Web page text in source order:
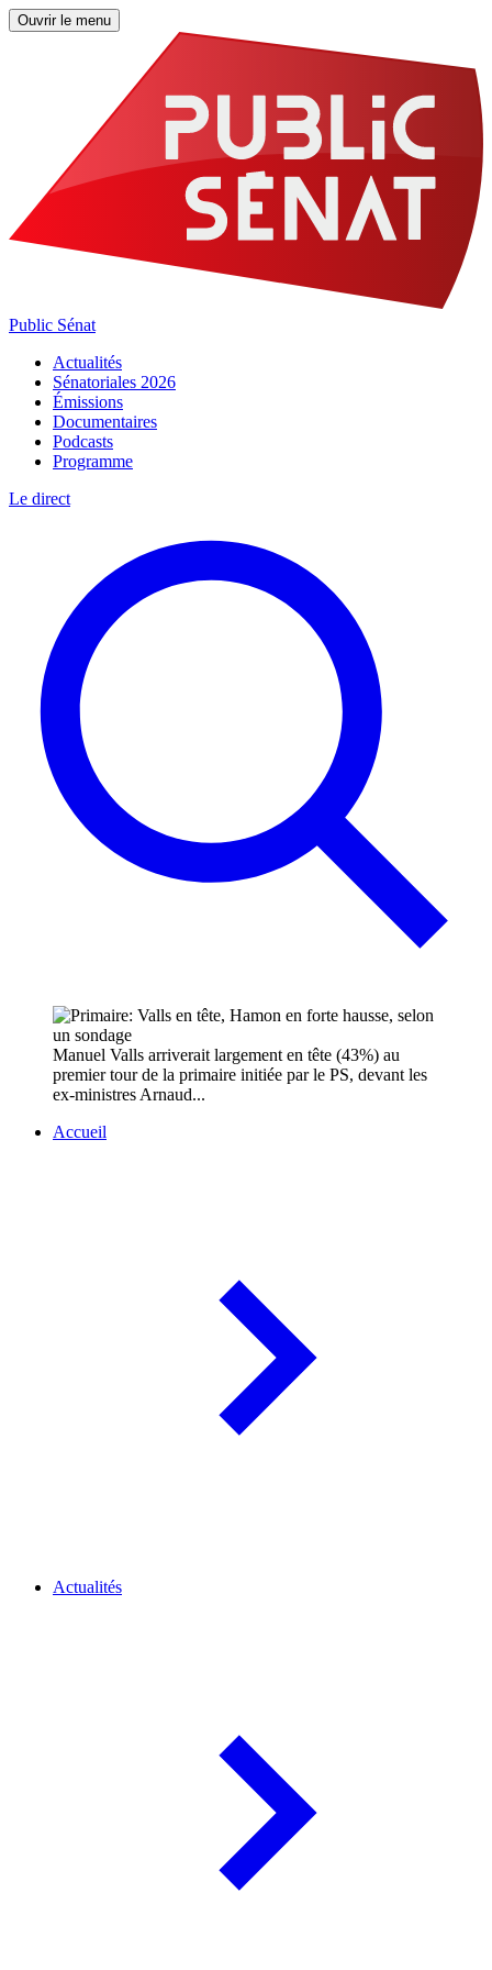
Ouvrir le menu
Public Sénat
Actualités
Sénatoriales 2026
Émissions
Documentaires
Podcasts
Programme
Le direct
Manuel Valls arriverait largement en tête (43%) au
premier tour de la primaire initiée par le PS, devant les
ex-ministres Arnaud...
Accueil
Actualités